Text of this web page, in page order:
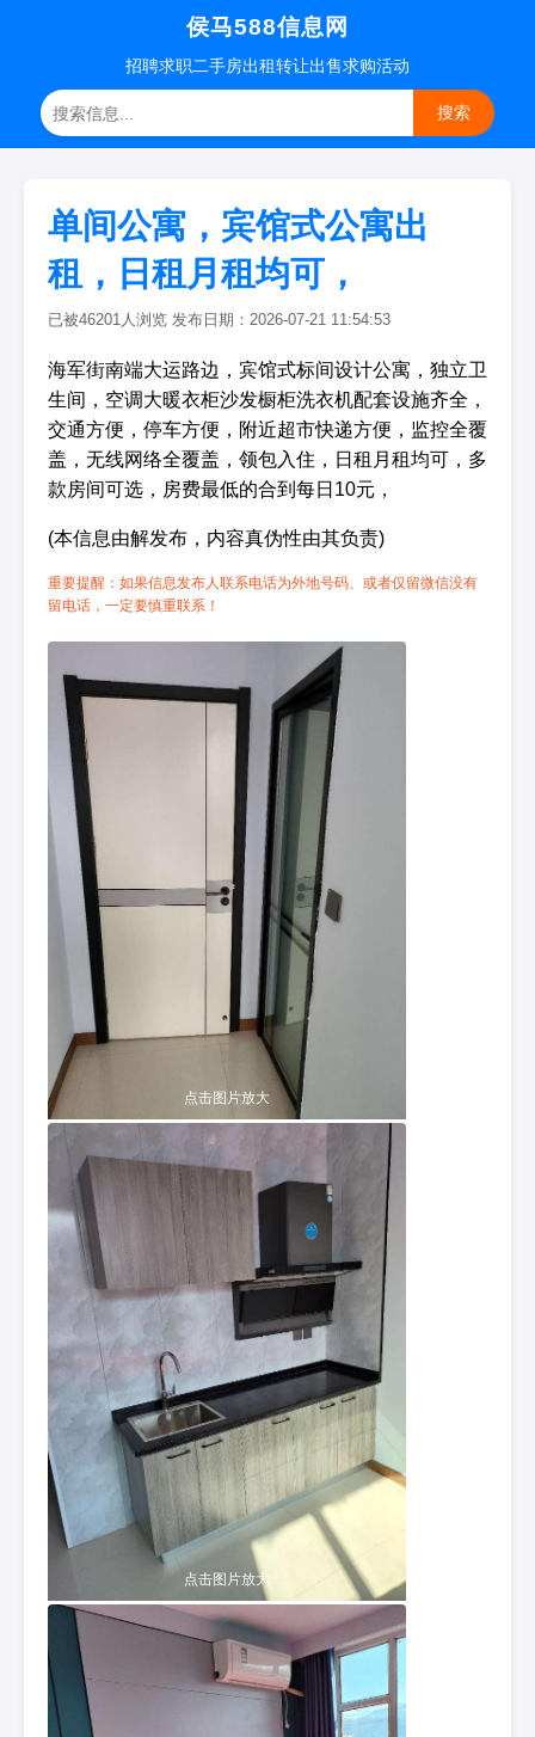
侯马588信息网
招聘求职二手房出租转让出售求购活动
搜索
单间公寓，宾馆式公寓出
租，日租月租均可，
已被46201人浏览 发布日期：2026-07-21 11:54:53
海军街南端大运路边，宾馆式标间设计公寓，独立卫
生间，空调大暖衣柜沙发橱柜洗衣机配套设施齐全，
交通方便，停车方便，附近超市快递方便，监控全覆
盖，无线网络全覆盖，领包入住，日租月租均可，多
款房间可选，房费最低的合到每日10元，
(本信息由解发布，内容真伪性由其负责)
重要提醒：如果信息发布人联系电话为外地号码、或者仅留微信没有
留电话，一定要慎重联系！
点击图片放大
点击图片放大